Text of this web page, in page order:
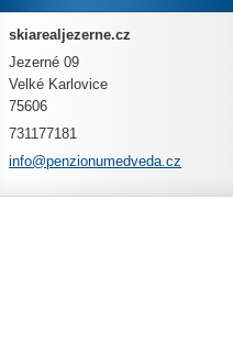
skiarealjezerne.cz
Jezerné 09
Velké Karlovice
75606
731177181
info@penzionumedveda.cz